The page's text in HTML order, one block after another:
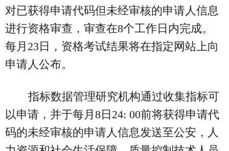
对已获得申请代码但未经审核的申请人信息
进行资格审查，审查在8个工作日内完成。
每月23日，资格考试结果将在指定网站上向
申请人公布。
指标数据管理研究机构通过收集指标可
以申请，并于每月8日24: 00前将获得申请代
码的未经审核的申请人信息发送至公安，人